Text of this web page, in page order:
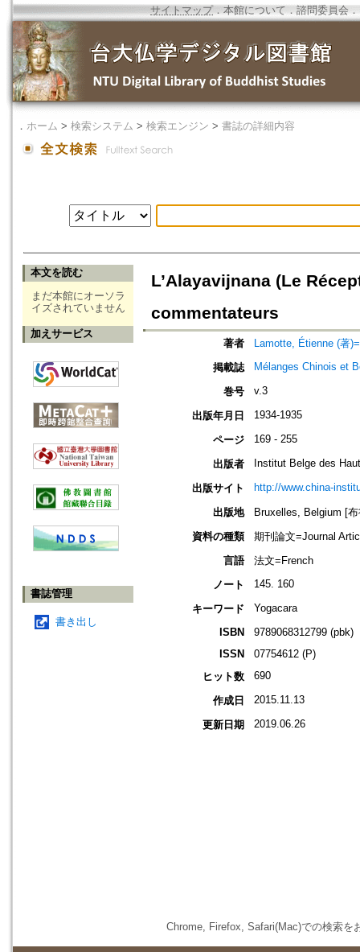
サイトマップ．本館について ． 諮問委員会 ．
． ホーム > 検索システム > 検索エンジン > 書誌の詳細内容
本文を読む
まだ本館にオーソラ
イズされていません
加えサービス
書誌管理
書き出し
L’Alayavijnana (Le
commentateurs
著者
Lamotte, Étienne (著
掲載誌
Mélanges Chinois et
巻号 v.3
出版年月日 1934-1935
ページ 169 - 255
出版者 Institut Belge des
出版サイト http://www.china-
出版地
Bruxelles, Belgium [
資料の種類
期刊論文=Journal
言語
法文=French
ノート
145. 160
キーワード
Yogacara
ISBN
9789068312799 (pbk)
ISSN
07754612 (P)
ヒット数
690
作成日 2015.11.13
更新日期 2019.06.26
Chrome, Firefox, Safari(Mac)での検索を